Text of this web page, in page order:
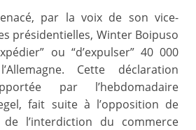
par la voix de son vice-
présidentielles, Winter Boipuso
ou “d’expulser” 40 000
Cette déclaration
par l’hebdomadaire
fait suite à l’opposition de
l’interdiction du commerce